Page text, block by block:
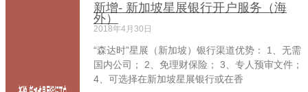
新增- 新加坡星展银行开户服务（海
外）
2018年4月30日
“森达时”星展（新加坡）银行渠道优势： 1、无需
国内公司； 2、免理财保险； 3、专人预审文件；
4、可选择在新加坡星展银行或在香